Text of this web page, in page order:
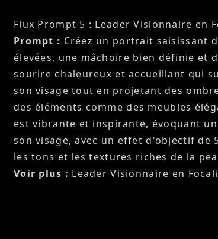
Flux Prompt 5 : Leader Visionnaire en
Prompt : Créez un portrait saisissant
élevées, une mâchoire bien définie et
sourire chaleureux et accueillant qui
son visage tout en projetant des
des éléments comme des meubles
est vibrante et inspirante, évoquant
son visage, avec un effet d'objectif de
les tons et les textures riches de la
Voir plus : Leader Visionnaire en